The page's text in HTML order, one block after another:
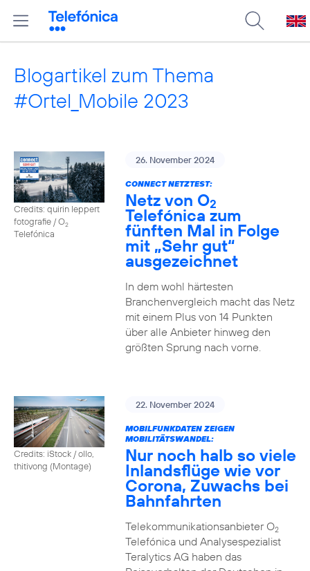
Blogartikel zum Thema
#Ortel_Mobile 2023
Credits: quirin leppert
fotografie / O2
Telefónica
26. November 2024
CONNECT NETZTEST:
Netz von O2
Telefónica zum
fünften Mal in Folge
mit „Sehr gut“
ausgezeichnet
In dem wohl härtesten
Branchenvergleich macht das Netz
mit einem Plus von 14 Punkten
über alle Anbieter hinweg den
größten Sprung nach vorne.
Credits: iStock / ollo,
thitivong (Montage)
22. November 2024
MOBILFUNKDATEN ZEIGEN
MOBILITÄTSWANDEL:
Nur noch halb so viele
Inlandsflüge wie vor
Corona, Zuwachs bei
Bahnfahrten
Telekommunikationsanbieter O2
Telefónica und Analysespezialist
Teralytics AG haben das